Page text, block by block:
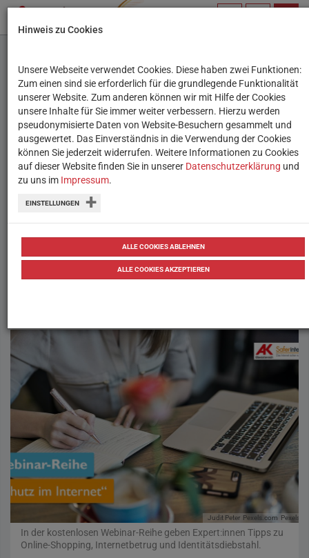
Schutz im Internet:
Kostenlose Webinar-
Reihe zu digitalen
Themen
Online-Shopping, Internetbetrug und
Themen stehen bei kostenlosen
Webinaren von Saferinternet.at im
Fokus.
Judit Peter Pexels.com Pexels-
In der kostenlosen Webinar-Reihe geben Expert:innen Tipps zu
Online-Shopping, Internetbetrug und Identitätsdiebstahl.
Hinweis zu Cookies
Unsere Webseite verwendet Cookies. Diese haben zwei Funktionen:
Zum einen sind sie erforderlich für die grundlegende Funktionalität
unserer Website. Zum anderen können wir mit Hilfe der Cookies
unsere Inhalte für Sie immer weiter verbessern. Hierzu werden
pseudonymisierte Daten von Website-Besuchern gesammelt und
ausgewertet. Das Einverständnis in die Verwendung der Cookies
können Sie jederzeit widerrufen. Weitere Informationen zu Cookies
auf dieser Website finden Sie in unserer Datenschutzerklärung und
zu uns im Impressum.
EINSTELLUNGEN
ALLE COOKIES ABLEHNEN
ALLE COOKIES AKZEPTIEREN